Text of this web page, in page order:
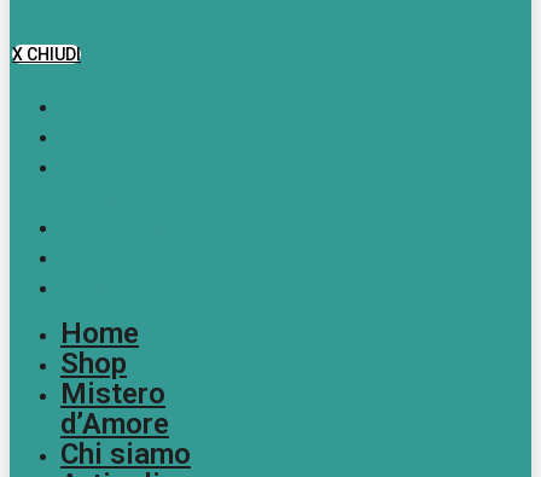
X CHIUDI
Home
Shop
Mistero
d’Amore
Chi siamo